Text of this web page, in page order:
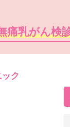
痛乳がん検
ク